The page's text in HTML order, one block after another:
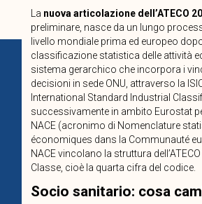
La nuova articolazione dell’ATECO
preliminare, nasce da un lungo
livello mondiale prima ed europeo
classificazione statistica delle attività
sistema gerarchico che incorpora i
decisioni in sede ONU, attraverso la
International Standard Industrial
successivamente in ambito Eurostat
NACE (acronimo di Nomenclature
économiques dans la Communauté
NACE vincolano la struttura
Classe, cioè la quarta cifra del codice.
Socio sanitario: cosa